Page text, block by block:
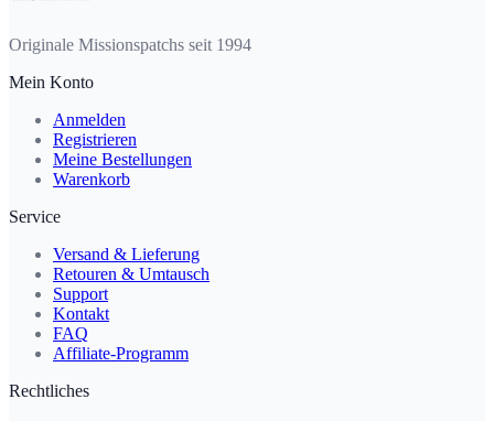
Originale Missionspatchs seit 1994
Mein Konto
Anmelden
Registrieren
Meine Bestellungen
Warenkorb
Service
Versand & Lieferung
Retouren & Umtausch
Support
Kontakt
FAQ
Affiliate-Programm
Rechtliches